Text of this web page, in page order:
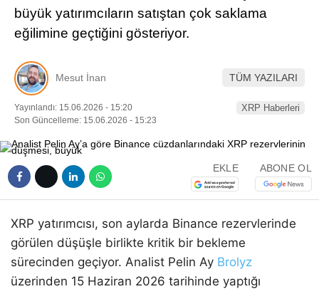
büyük yatırımcıların satıştan çok saklama
eğilimine geçtiğini gösteriyor.
Mesut İnan TÜM YAZILARI
Yayınlandı: 15.06.2026 - 15:20
Son Güncelleme: 15.06.2026 - 15:23
XRP Haberleri
EKLE ABONE OL
XRP yatırımcısı, son aylarda Binance rezervlerinde
görülen düşüşle birlikte kritik bir bekleme
sürecinden geçiyor. Analist Pelin Ay Brolyz
üzerinden 15 Haziran 2026 tarihinde yaptığı